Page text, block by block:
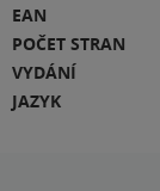
EAN
POČET STRAN
VYDÁNÍ
JAZYK